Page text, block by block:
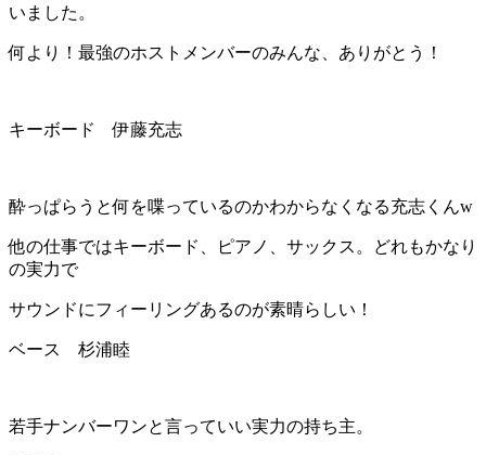
いました。
何より！最強のホストメンバーのみんな、ありがとう！
キーボード 伊藤充志
酔っぱらうと何を喋っているのかわからなくなる充志くんw
他の仕事ではキーボード、ピアノ、サックス。どれもかなり
の実力で
サウンドにフィーリングあるのが素晴らしい！
ベース 杉浦睦
若手ナンバーワンと言っていい実力の持ち主。